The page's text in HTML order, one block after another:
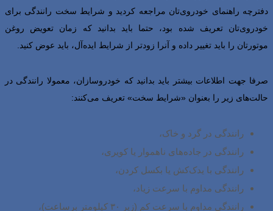
دفترچه راهنمای خودروی‌تان مراجعه کردید و شرایط سخت رانندگی برای
خودروی‌تان تعریف شده بود، حتما باید بدانید که زمان تعویض روغن
موتورتان را باید تغییر داده و آنرا زودتر از شرایط ایده‌آل، باید عوض کنید.
صرفا جهت اطلاعات بیشتر باید بدانید که خودروسازان، معمولا رانندگی در
حالت‌های زیر را بعنوان «شرایط سخت» تعریف می‌کنند:
رانندگی در گرد و خاک،
رانندگی در جاده‌های ناهموار یا کویری،
رانندگی با یدک‌کش یا بکسل کردن،
رانندگی مداوم با سرعت زیاد،
رانندگی مداوم با سرعت کم (زیر ۳۰ کیلومتر برساعت)،